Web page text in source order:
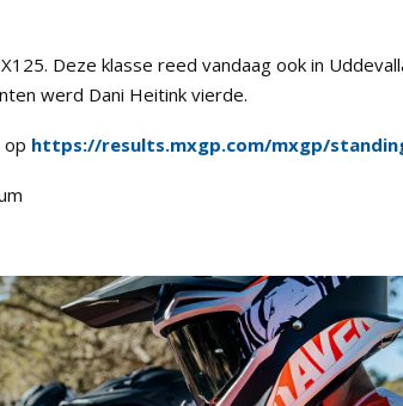
Deze klasse reed vandaag ook in
werd Dani Heitink vierde.
op https://results.mxgp.com/mxgp/